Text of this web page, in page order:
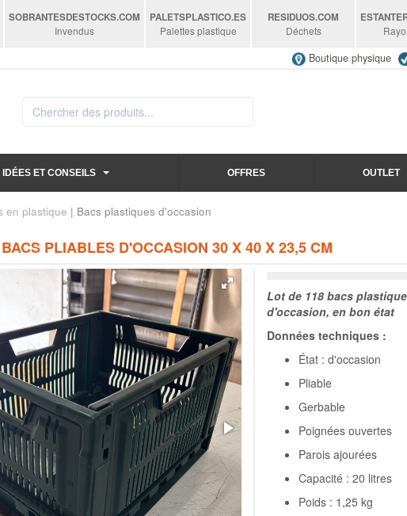
SOBRANTESDESTOCKS.COM
Invendus
PALETSPLASTICO.ES
Palettes plastique
RESIDUOS.COM
Déchets
Boutique physique
IDÉES ET CONSEILS OFFRES OUTLET
en plastique | Bacs plastiques d'occasion
PLIABLES D'OCCASION 30 X 40 X 23,5 CM
Lot de 118 bacs
d'occasion, en bon état
Données techniques :
État : d'occasion
Pliable
Gerbable
Poignées ouvertes
Parois ajourées
Capacité : 20 litres
Poids : 1,25 kg